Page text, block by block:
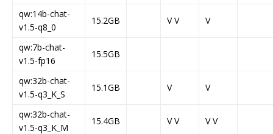
qw:14b-chat-
v1.5-q8_0
15.2GB V V V
qw:7b-chat-
v1.5-fp16
15.5GB
qw:32b-chat-
v1.5-q3_K_S
15.1GB V V
qw:32b-chat-
v1.5-q3_K_M
15.4GB V V V V